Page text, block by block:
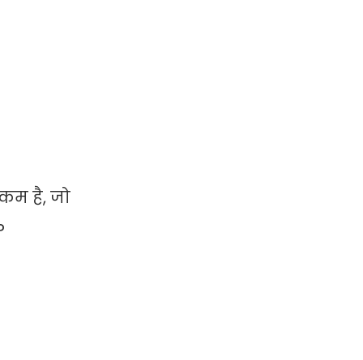
कम है, जो